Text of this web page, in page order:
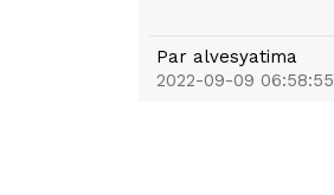
Par alvesyatima
2022-09-09 06:58:55